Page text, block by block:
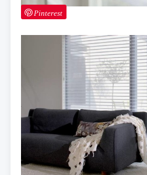
Pinterest